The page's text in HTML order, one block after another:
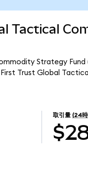
Tactical
Strategy Fund
Trust Global
取引量 (24